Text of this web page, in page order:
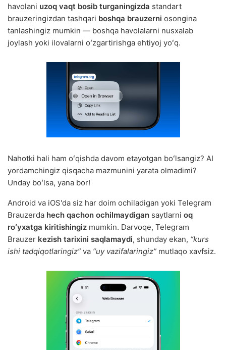
havolani uzoq vaqt bosib turganingizda standart
brauzeringizdan tashqari boshqa brauzerni osongina
tanlashingiz mumkin — boshqa havolalarni nusxalab
joylash yoki ilovalarni oʻzgartirishga ehtiyoj yoʻq.
Nahotki hali ham oʻqishda davom etayotgan boʻlsangiz? AI
yordamchingiz qisqacha mazmunini yarata olmadimi?
Unday boʻlsa, yana bor!
Android va iOS'da siz har doim ochiladigan yoki Telegram
Brauzerda hech qachon ochilmaydigan saytlarni oq
roʻyxatga kiritishingiz mumkin. Darvoqe, Telegram
Brauzer kezish tarixini saqlamaydi, shunday ekan, “kurs
ishi tadqiqotlaringiz” va “uy vazifalaringiz” mutlaqo xavfsiz.